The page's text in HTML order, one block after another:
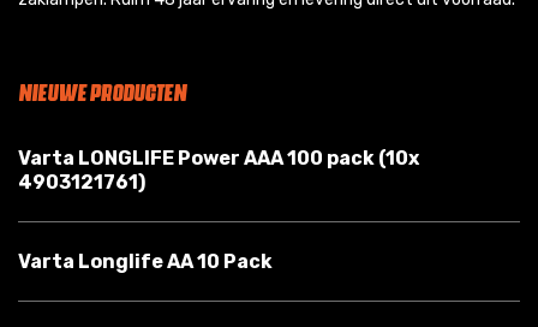
NIEUWE PRODUCTEN
Varta LONGLIFE Power AAA 100 pack (10x
4903121761)
Varta Longlife AA 10 Pack